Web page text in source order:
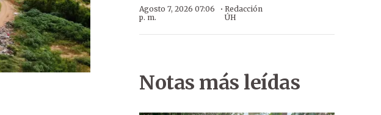
Agosto 7, 2026 07:06
p. m.
· Redacción
ÚH
Notas más leídas